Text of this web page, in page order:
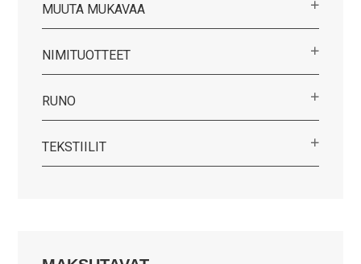
MUUTA MUKAVAA
NIMITUOTTEET
RUNO
TEKSTIILIT